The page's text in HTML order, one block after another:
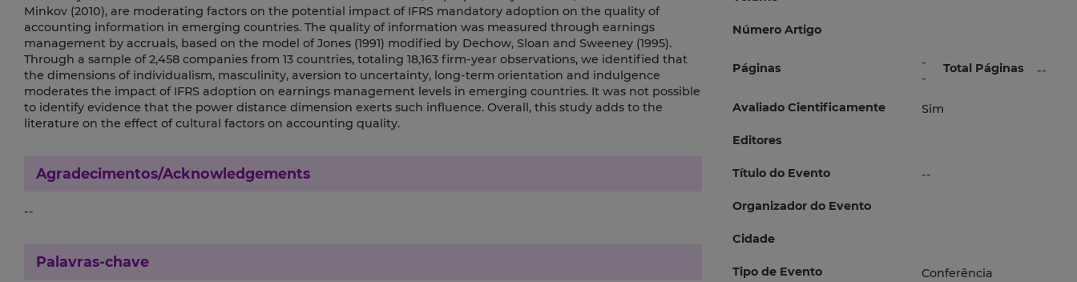
Minkov (2010), are moderating factors on the potential impact of IFRS mandatory adoption on the quality of
accounting information in emerging countries. The quality of information was measured through earnings
management by accruals, based on the model of Jones (1991) modified by Dechow, Sloan and Sweeney (1995).
Through a sample of 2,458 companies from 13 countries, totaling 18,163 firm-year observations, we identified that
the dimensions of individualism, masculinity, aversion to uncertainty, long-term orientation and indulgence
moderates the impact of IFRS adoption on earnings management levels in emerging countries. It was not possible
to identify evidence that the power distance dimension exerts such influence. Overall, this study adds to the
literature on the effect of cultural factors on accounting quality.
Agradecimentos/Acknowledgements
--
Palavras-chave
Número Artigo
Páginas
-
-
Total Páginas --
Avaliado Cientificamente Sim
Editores
Título do Evento --
Organizador do Evento
Cidade
Tipo de Evento Conferência